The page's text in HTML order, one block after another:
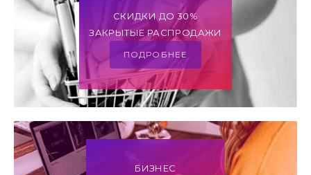
СКИДКИ ДО 30%
ЗАКРЫТЫЕ РАСПРОДАЖИ
ПОДРОБНЕЕ
БИЗНЕС